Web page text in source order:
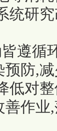
统研
遵循
预防,
低对
善作